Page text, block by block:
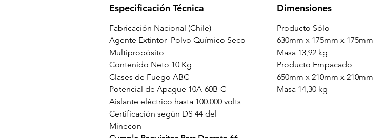
Especificación Técnica
Fabricación Nacional (Chile)
Agente Extintor Polvo Químico Seco
Multipropósito
Contenido Neto 10 Kg
Clases de Fuego ABC
Potencial de Apague 10A-60B-C
Aislante eléctrico hasta 100.000 volts
Certificación según DS 44 del
Minecon
Dimensiones
Producto Sólo
630mm x 175mm x 175mm
Masa 13,92 kg
Producto Empacado
650mm x 210mm x 210mm
Masa 14,30 kg